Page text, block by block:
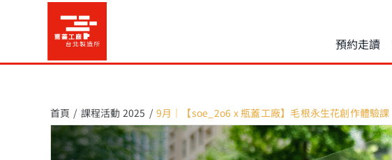
預約走讀
首頁 課程活動 2025 9月｜【soe_2o6 x 瓶蓋工廠】毛根永生花創作體驗課